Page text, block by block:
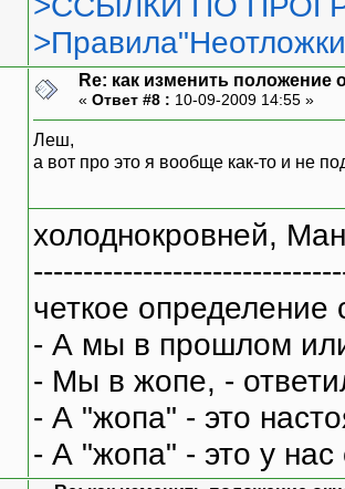
Re: как изменить положение
« Ответ #8 : 10-09-2009 14:55 »
Леш,
а вот про это я вообще как-то и не
холоднокровней,
четкое
- А мы в прошлом
- Мы в жопе, -
- А "жопа" - это
- А "жопа" - это у